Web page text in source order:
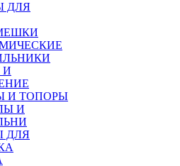
ДЛЯ
И
И ТОПОРЫ
И
ДЛЯ